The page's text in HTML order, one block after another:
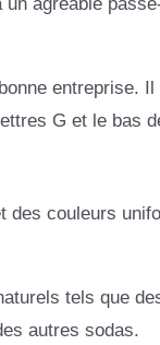
entreprise.
G et le bas
des couleurs
tels que
autres sodas.